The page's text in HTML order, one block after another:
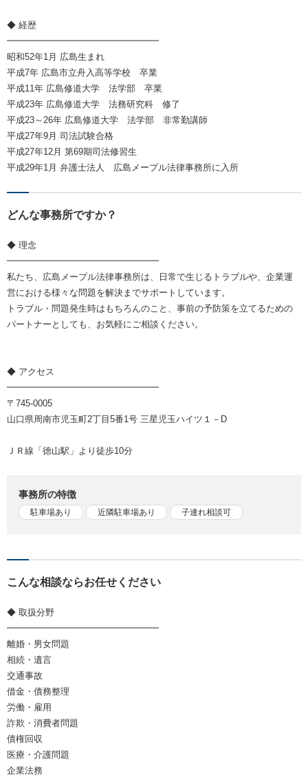
◆ 経歴
━━━━━━━━━━━━━━━━━
昭和52年1月 広島生まれ
平成7年 広島市立舟入高等学校 卒業
平成11年 広島修道大学 法学部 卒業
平成23年 広島修道大学 法務研究科 修了
平成23～26年 広島修道大学 法学部 非常勤講師
平成27年9月 司法試験合格
平成27年12月 第69期司法修習生
平成29年1月 弁護士法人 広島メープル法律事務所に入所
どんな事務所ですか？
◆ 理念
━━━━━━━━━━━━━━━━━
私たち、広島メープル法律事務所は、日常で生じるトラブルや、企業運
営における様々な問題を解決までサポートしています。
トラブル・問題発生時はもちろんのこと、事前の予防策を立てるための
パートナーとしても、お気軽にご相談ください。
◆ アクセス
━━━━━━━━━━━━━━━━━
〒745-0005
山口県周南市児玉町2丁目5番1号 三星児玉ハイツ１－D
ＪＲ線「徳山駅」より徒歩10分
事務所の特徴
駐車場あり 近隣駐車場あり 子連れ相談可
こんな相談ならお任せください
◆ 取扱分野
━━━━━━━━━━━━━━━━━
離婚・男女問題
相続・遺言
交通事故
借金・債務整理
労働・雇用
詐欺・消費者問題
債権回収
医療・介護問題
企業法務